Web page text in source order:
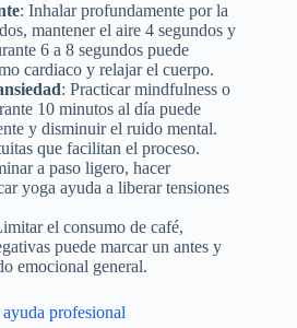
: Inhalar profundamente por la
mantener el aire 4 segundos y
6 a 8 segundos puede
cardiaco y relajar el cuerpo.
: Practicar mindfulness o
10 minutos al día puede
y disminuir el ruido mental.
que facilitan el proceso.
a paso ligero, hacer
yoga ayuda a liberar tensiones
el consumo de café,
puede marcar un antes y
emocional general.
profesional